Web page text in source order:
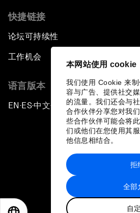
本网站使用 cookie
我们使用 Cookie 来
容与广告、提供社交
的流量。我们还会与
合作伙伴分享您对我
些合作伙伴可能会将
们或他们在您使用其
他信息相结合。
全部
自
拒
快捷链接
论坛可持续性
工作机会
语言版本
EN ▪ES▪中文▪ 日本語
站点地图